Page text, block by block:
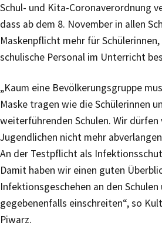
Schul- und Kita-Coronaverordnung
dass ab dem 8. November in allen
Maskenpflicht mehr für
schulische Personal im Unterricht
„Kaum eine Bevölkerungsgruppe
Maske tragen wie die Schülerinnen
weiterführenden Schulen. Wir dürfen
Jugendlichen nicht mehr
An der Testpflicht als
Damit haben wir einen guten
Infektionsgeschehen an den Schulen
gegebenenfalls einschreiten“, so
Piwarz.